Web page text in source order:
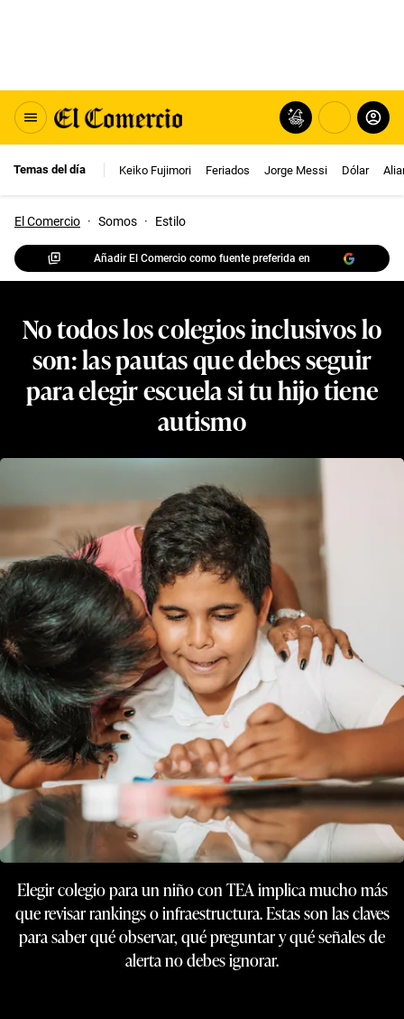
Temas del día Keiko Fujimori Feriados Jorge Messi Dólar
El Comercio · Somos · Estilo
Añadir El Comercio como fuente preferida en
No todos los colegios inclusivos lo
son: las pautas que debes seguir
para elegir escuela si tu hijo tiene
autismo
Elegir colegio para un niño con TEA implica mucho más
que revisar rankings o infraestructura. Estas son las claves
para saber qué observar, qué preguntar y qué señales de
alerta no debes ignorar.